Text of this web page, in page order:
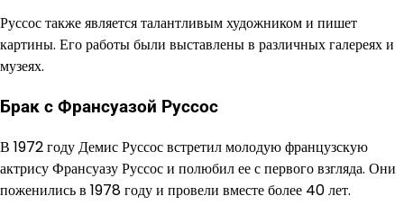
Руссос также является талантливым художником и пишет
картины. Его работы были выставлены в различных галереях и
музеях.
Брак с Франсуазой Руссос
В 1972 году Демис Руссос встретил молодую французскую
актрису Франсуазу Руссос и полюбил ее с первого взгляда. Они
поженились в 1978 году и провели вместе более 40 лет.